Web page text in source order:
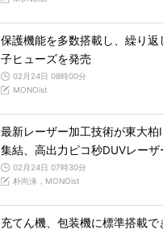
保護機能を多数搭載し、繰り返
子ヒューズを発売
02月24日 08時00分
MONOist
最新レーザー加工技術が東大柏
集結、高出力ピコ秒DUVレーザ
02月24日 07時30分
朴尚洙，MONOist
充てん機、包装機に標準搭載で